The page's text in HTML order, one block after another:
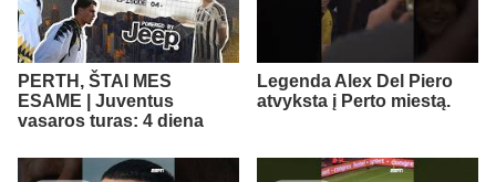
PERTH, ŠTAI MES
ESAME | Juventus
vasaros turas: 4 diena
Legenda Alex Del Piero
atvyksta į Perto miestą.